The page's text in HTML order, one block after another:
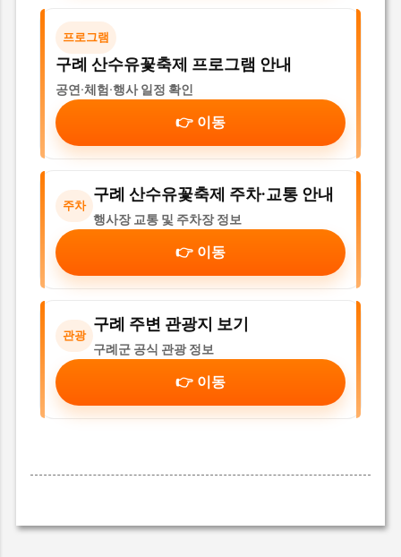
프로그램
구례 산수유꽃축제 프로그램 안내
공연·체험·행사 일정 확인
👉 이동
주차
구례 산수유꽃축제 주차·교통 안내
행사장 교통 및 주차장 정보
👉 이동
관광
구례 주변 관광지 보기
구례군 공식 관광 정보
👉 이동